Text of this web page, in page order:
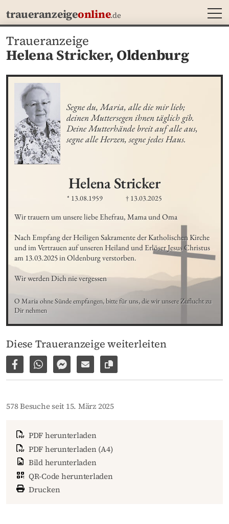
traueranzeigeonline.de
Traueranzeige
Helena Stricker, Oldenburg
Segne du, Maria, alle die mir lieb;
deinen Muttersegen ihnen täglich gib.
Deine Mutterhände breit auf alle aus,
segne alle Herzen, segne jedes Haus.
HelenaStricker
* 13.08.1959 † 13.03.2025
Wir trauern um unsere liebe Ehefrau, Mama und Oma
Nach Empfang der Heiligen Sakramente der Katholischen Kirche
und im Vertrauen auf unseren Heiland und Erlöser Jesus Christus
am 13.03.2025 in Oldenburg verstorben.
Wir werden Dich nie vergessen
O Maria ohne Sünde empfangen, bitte für uns, die wir unsere Zuflucht zu
Dir nehmen
Diese Traueranzeige weiterleiten
Auf Facebook teilen
Per WhatsApp weiterleiten
Per Facebook Messenger weiterleiten
Per E-Mail versenden
Link zur Seite kopieren
578 Besuche seit 15. März 2025
PDF herunterladen
PDF herunterladen (A4)
Bild herunterladen
QR-Code herunterladen
Drucken